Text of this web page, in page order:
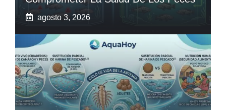
agosto 3, 2026